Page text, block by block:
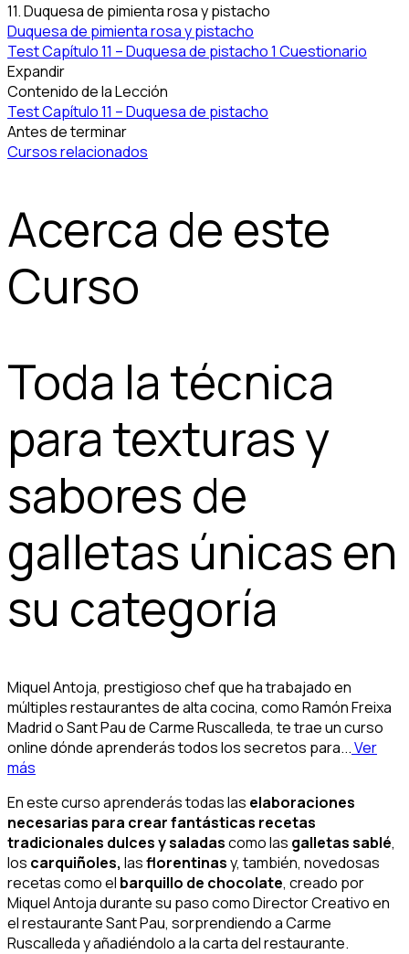
11. Duquesa de pimienta rosa y pistacho
Duquesa de pimienta rosa y pistacho
Test Capítulo 11 – Duquesa de pistacho1 Cuestionario
Expandir
Contenido de la Lección
Test Capítulo 11 – Duquesa de pistacho
Antes de terminar
Cursos relacionados
Acerca de este
Curso
Toda la técnica
para texturas y
sabores de
galletas únicas en
su categoría
Miquel Antoja, prestigioso chef que ha trabajado en
múltiples restaurantes de alta cocina, como Ramón Freixa
Madrid o Sant Pau de Carme Ruscalleda, te trae un curso
online dónde aprenderás todos los secretos para...Ver
más
En este curso aprenderás todas las elaboraciones
necesarias para crear fantásticas recetas
tradicionales dulces y saladascomo las galletas sablé,
los carquiñoles, lasflorentinasy, también, novedosas
recetas como el barquillo de chocolate, creado por
Miquel Antoja durante su paso como Director Creativo en
el restaurante Sant Pau, sorprendiendo a Carme
Ruscalleda y añadiéndolo a la carta del restaurante.